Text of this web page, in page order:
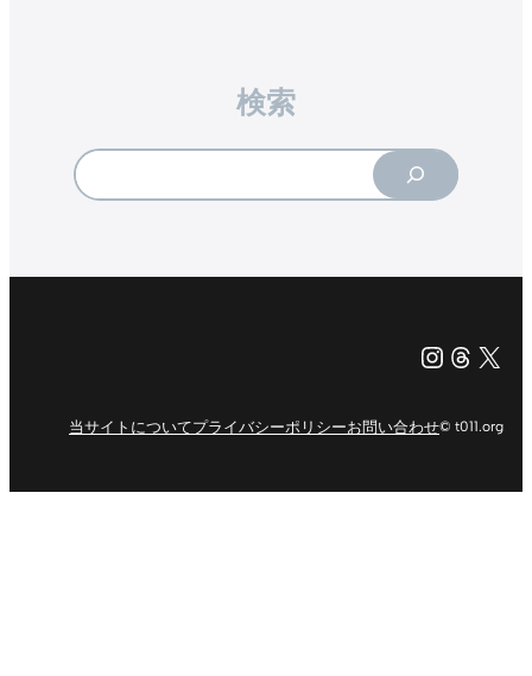
検索
X（旧
当サイトについてプライバシーポリシーお問い合わせ© t011.org